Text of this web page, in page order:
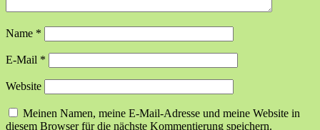
Name *
E-Mail *
Website
Meinen Namen, meine E-Mail-Adresse und meine Website in
diesem Browser für die nächste Kommentierung speichern.